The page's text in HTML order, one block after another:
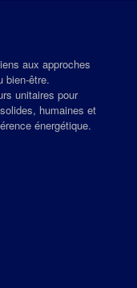
aux approches
bien‑être.
unitaires pour
humaines et
énergétique.